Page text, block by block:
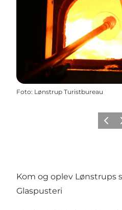
Foto: Lønstrup Turistbureau
Forrige
Kom og oplev Lønstrups
Glaspusteri